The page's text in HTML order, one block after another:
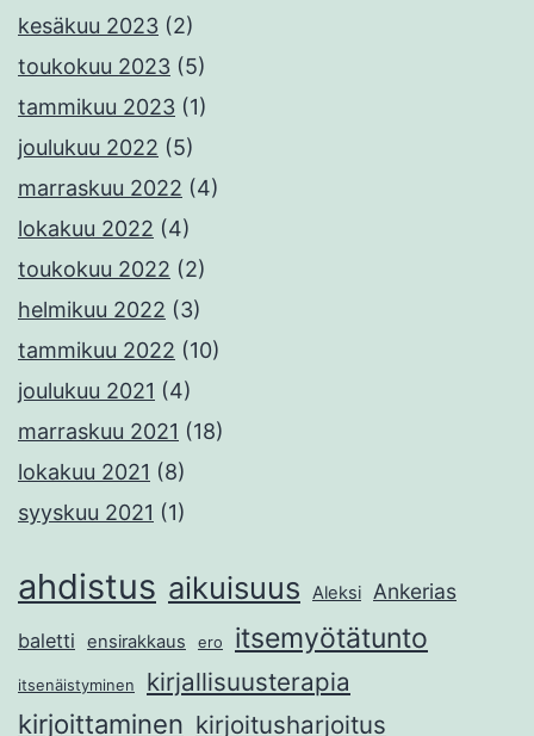
kesäkuu 2023 (2)
toukokuu 2023 (5)
tammikuu 2023 (1)
joulukuu 2022 (5)
marraskuu 2022 (4)
lokakuu 2022 (4)
toukokuu 2022 (2)
helmikuu 2022 (3)
tammikuu 2022 (10)
joulukuu 2021 (4)
marraskuu 2021 (18)
lokakuu 2021 (8)
syyskuu 2021 (1)
ahdistus aikuisuus Aleksi Ankerias
baletti ensirakkaus ero itsemyötätunto
itsenäistyminen kirjallisuusterapia
kirjoittaminen kirjoitusharjoitus